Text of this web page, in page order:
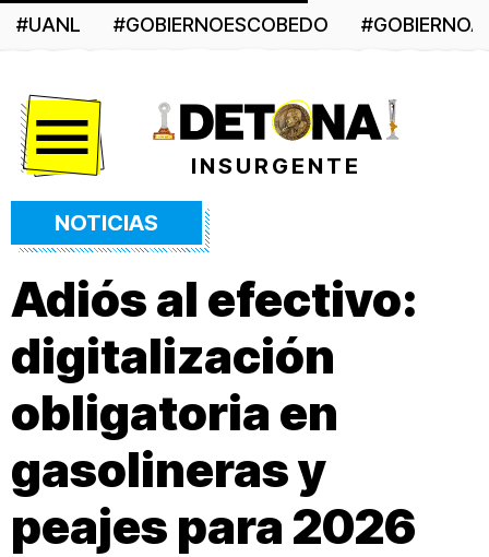
#UANL #GOBIERNOESCOBEDO
INSURGENTE
NOTICIAS
Adiós al efectivo:
digitalización
obligatoria en
gasolineras y
peajes para 2026